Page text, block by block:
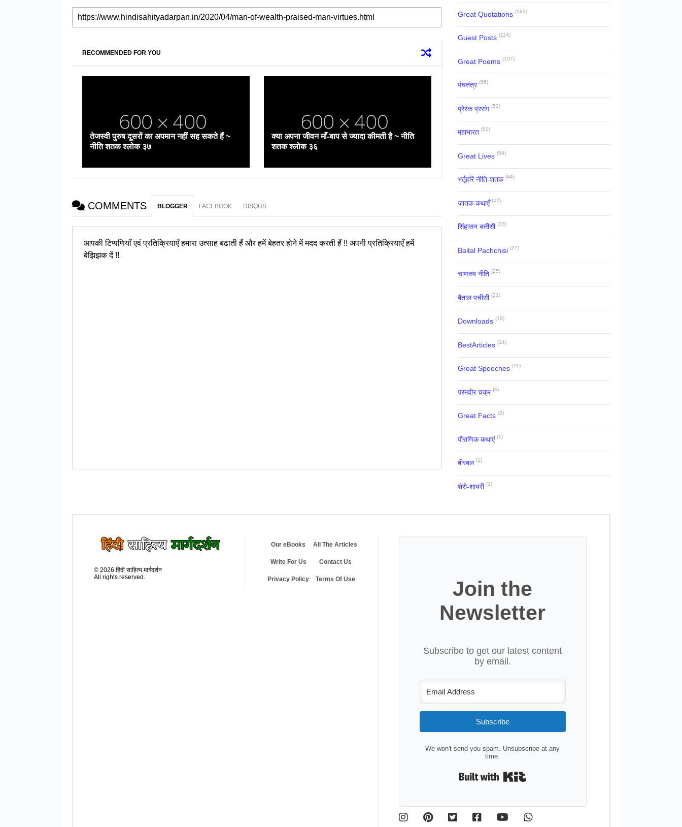
RECOMMENDED FOR YOU
तेजस्वी पुरुष दूसरों का अपमान नहीं सह सकते हैं ~
नीति शतक श्लोक ३७
क्या अपना जीवन माँ-बाप से ज्यादा कीमती है ~ नीति
शतक श्लोक ३६
COMMENTS BLOGGER FACEBOOK DISQUS
आपकी टिप्पणियाँ एवं प्रतिक्रियाएँ हमारा उत्साह बढाती हैं और हमें बेहतर होने में मदद करती हैं !! अपनी प्रतिक्रियाएँ हमें
बेझिझक दें !!
Great Quotations (183)
Guest Posts (114)
Great Poems (107)
पंचतंत्र (66)
प्रेरक प्रसंग (52)
महाभारत (52)
Great Lives (50)
भर्तृहरि नीति-शतक (44)
जातक कथाएँ (42)
सिंहासन बत्तीसी (33)
Baital Pachchisi (27)
चाणक्य नीति (25)
बैताल पचीसी (21)
Downloads (19)
BestArticles (14)
Great Speeches (11)
परमवीर चक्र (4)
Great Facts (2)
पौराणिक कथाएं (1)
बीरबल (1)
शेरो-शायरी (1)
©2026 हिंदी साहित्य मार्गदर्शन
All rights reserved.
Our eBooks All The Articles
Write For Us Contact Us
Privacy Policy Terms Of Use
Join the
Newsletter
Subscribe to get our latest content
by email.
Subscribe
We won't send you spam. Unsubscribe at any
time.